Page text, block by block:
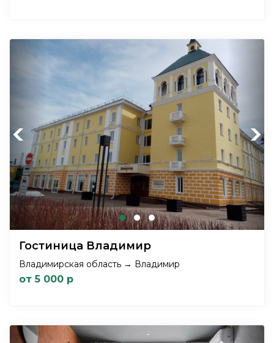
Previous Next
Гостиница Владимир
Владимирская область → Владимир
от 5 000 р